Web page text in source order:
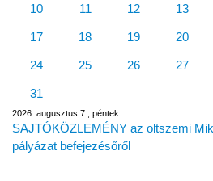
10 11 12 13
17 18 19 20
24 25 26 27
31
2026. augusztus 7., péntek
SAJTÓKÖZLEMÉNY az oltszemi
pályázat befejezésőről